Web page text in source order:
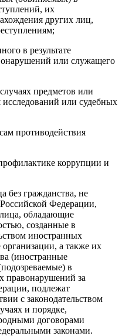
их
других лиц,
в результате
или служащего
предметов или
исследований или судебных
противодействия
коррупции и
без гражданства, не
Федерации,
обладающие
созданные в
иностранных
а также их
(иностранные
в
правонарушений за
подлежат
с законодательством
и порядке,
договорами
законами.